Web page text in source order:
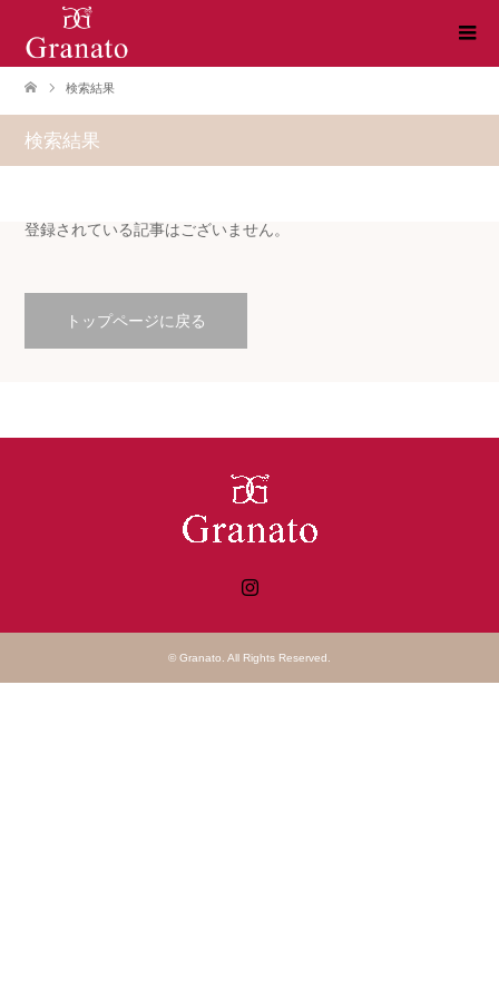
検索結果
検索結果
登録されている記事はございません。
トップページに戻る
© Granato . All Rights Reserved.